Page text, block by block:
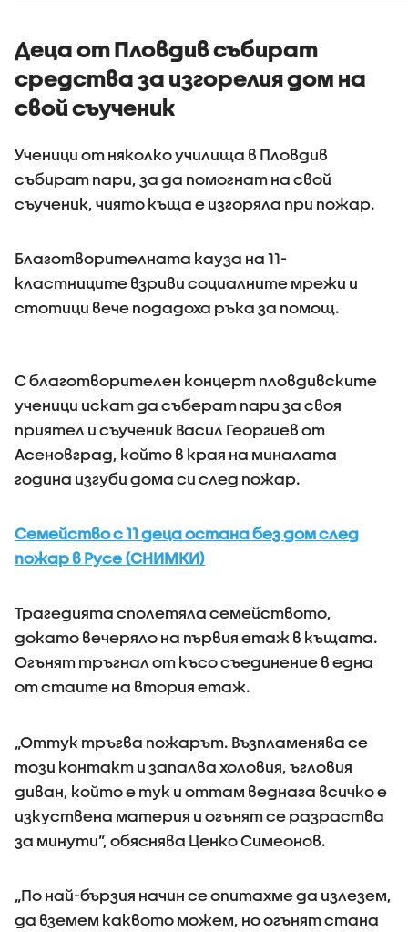
Деца от Пловдив събират
средства за изгорелия дом на
свой съученик
Ученици от няколко училища в Пловдив
събират пари, за да помогнат на свой
съученик, чиято къща е изгоряла при пожар.
Благотворителната кауза на 11-
кластниците взриви социалните мрежи и
стотици вече подадоха ръка за помощ.
С благотворителен концерт пловдивските
ученици искат да съберат пари за своя
приятел и съученик Васил Георгиев от
Асеновград, който в края на миналата
година изгуби дома си след пожар.
Семейство с 11 деца остана без дом след
пожар в Русе (СНИМКИ)
Трагедията сполетяла семейството,
докато вечеряло на първия етаж в къщата.
Огънят тръгнал от късо съединение в една
от стаите на втория етаж.
„Оттук тръгва пожарът. Възпламенява се
този контакт и запалва холовия, ъгловия
диван, който е тук и оттам веднага всичко е
изкуствена материя и огънят се разраства
за минути”, обяснява Ценко Симеонов.
„По най-бързия начин се опитахме да излезем,
да вземем каквото можем, но огънят стана